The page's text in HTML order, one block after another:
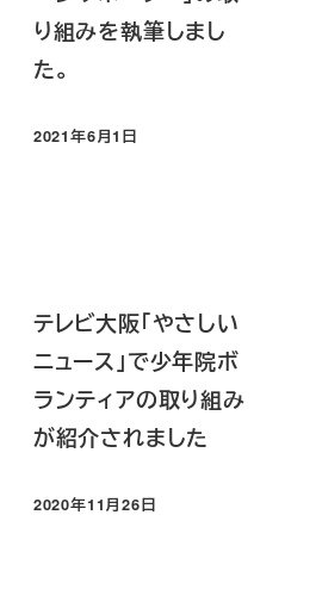
り組みを執筆しまし
た。
投稿日
2021年6月1日
テレビ大阪「やさしい
ニュース」で少年院ボ
ランティアの取り組み
が紹介されました
投稿日
2020年11月26日